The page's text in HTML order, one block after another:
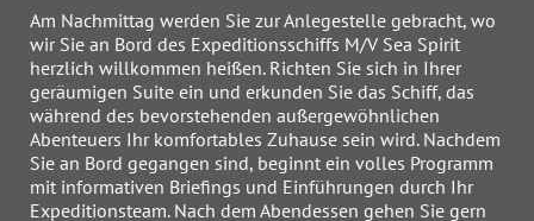
Am Nachmittag werden Sie zur Anlegestelle gebracht, wo
wir Sie an Bord des Expeditionsschiffs M/V Sea Spirit
herzlich willkommen heißen. Richten Sie sich in Ihrer
geräumigen Suite ein und erkunden Sie das Schiff, das
während des bevorstehenden außergewöhnlichen
Abenteuers Ihr komfortables Zuhause sein wird. Nachdem
Sie an Bord gegangen sind, beginnt ein volles Programm
mit informativen Briefings und Einführungen durch Ihr
Expeditionsteam. Nach dem Abendessen gehen Sie gern